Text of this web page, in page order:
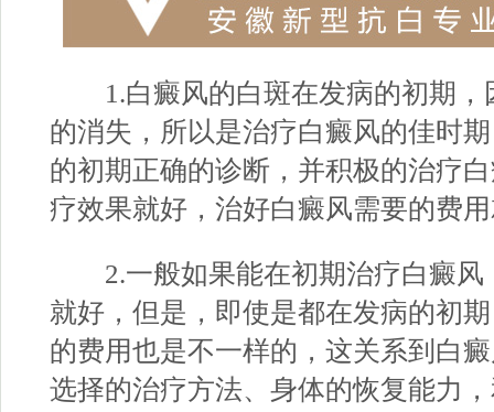
1.白癜风的白斑在发病的初期，
的消失，所以是治疗白癜风的佳时
的初期正确的诊断，并积极的治疗
疗效果就好，治好白癜风需要的费
2.一般如果能在初期治疗白癜风
就好，但是，即使是都在发病的初
的费用也是不一样的，这关系到白
选择的治疗方法、身体的恢复能力